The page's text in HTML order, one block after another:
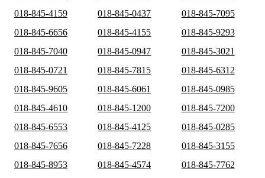
018-845-4159
018-845-0437
018-845-7095
018-845-6656
018-845-4155
018-845-9293
018-845-7040
018-845-0947
018-845-3021
018-845-0721
018-845-7815
018-845-6312
018-845-9605
018-845-6061
018-845-0985
018-845-4610
018-845-1200
018-845-7200
018-845-6553
018-845-4125
018-845-0285
018-845-7656
018-845-7228
018-845-3155
018-845-8953
018-845-4574
018-845-7762